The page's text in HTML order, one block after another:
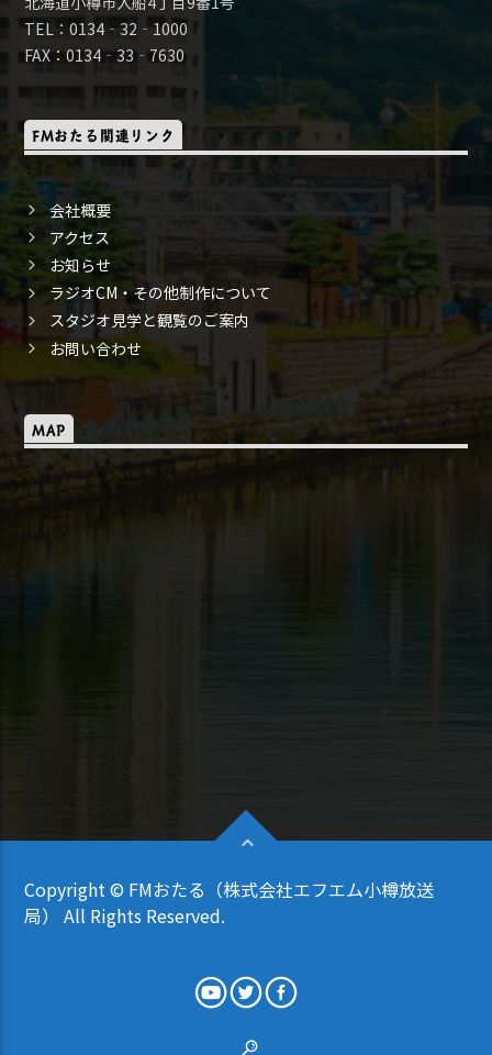
TEL：0134‐32‐1000
FAX：0134‐33‐7630
FMおたる関連リンク
会社概要
アクセス
お知らせ
ラジオCM・その他制作について
スタジオ見学と観覧のご案内
お問い合わせ
MAP
Copyright © FMおたる（株式会社エフエム小樽放送
局） All Rights Reserved.